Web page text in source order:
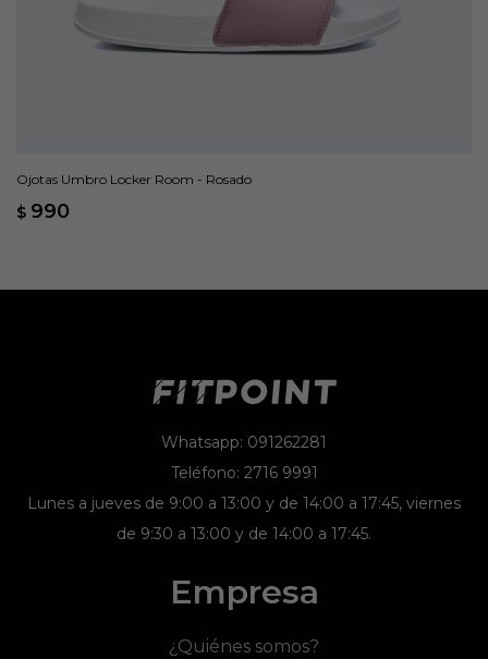
Ojotas Umbro Locker Room - Rosado
$ 990
Whatsapp: 091262281
Teléfono: 2716 9991
Lunes a jueves de 9:00 a 13:00 y de 14:00 a 17:45, viernes
de 9:30 a 13:00 y de 14:00 a 17:45.
Empresa
¿Quiénes somos?